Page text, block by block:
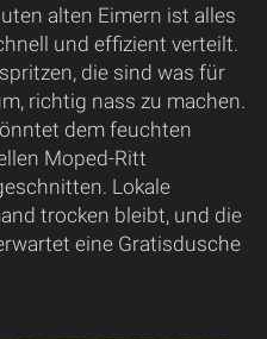
alten Eimern ist alles
und effizient verteilt.
die sind was für
richtig nass zu machen.
dem feuchten
Moped-Ritt
Lokale
trocken bleibt, und die
eine Gratisdusche